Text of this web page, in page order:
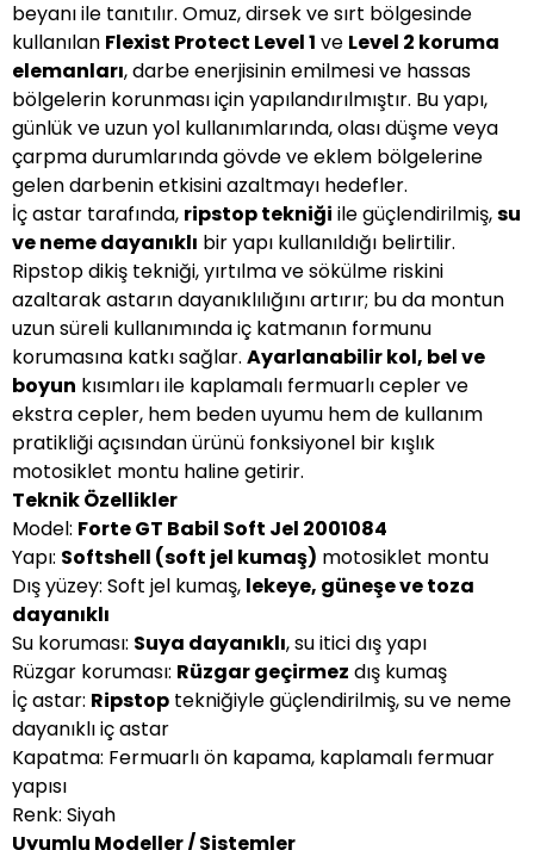
beyanı ile tanıtılır. Omuz, dirsek ve sırt bölgesinde
kullanılan Flexist Protect Level 1 ve Level 2 koruma
elemanları, darbe enerjisinin emilmesi ve hassas
bölgelerin korunması için yapılandırılmıştır. Bu yapı,
günlük ve uzun yol kullanımlarında, olası düşme veya
çarpma durumlarında gövde ve eklem bölgelerine
gelen darbenin etkisini azaltmayı hedefler.
İç astar tarafında, ripstop tekniği ile güçlendirilmiş,su
ve neme dayanıklı bir yapı kullanıldığı belirtilir.
Ripstop dikiş tekniği, yırtılma ve sökülme riskini
azaltarak astarın dayanıklılığını artırır; bu da montun
uzun süreli kullanımında iç katmanın formunu
korumasına katkı sağlar. Ayarlanabilir kol, bel ve
boyun kısımları ile kaplamalı fermuarlı cepler ve
ekstra cepler, hem beden uyumu hem de kullanım
pratikliği açısından ürünü fonksiyonel bir kışlık
motosiklet montu haline getirir.
Teknik Özellikler
Model: Forte GT Babil Soft Jel 2001084
Yapı: Softshell (soft jel kumaş) motosiklet montu
Dış yüzey: Soft jel kumaş, lekeye, güneşe ve toza
dayanıklı
Su koruması: Suya dayanıklı, su itici dış yapı
Rüzgar koruması: Rüzgar geçirmez dış kumaş
İç astar: Ripstop tekniğiyle güçlendirilmiş, su ve neme
dayanıklı iç astar
Kapatma: Fermuarlı ön kapama, kaplamalı fermuar
yapısı
Renk: Siyah
Uyumlu Modeller / Sistemler